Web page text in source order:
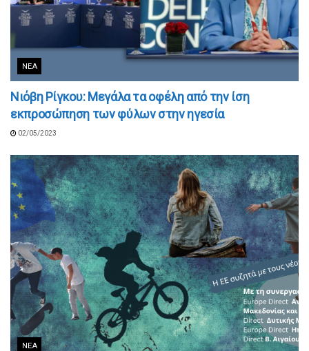
ΝΈΑ
Νιόβη Ρίγκου: Μεγάλα τα οφέλη από την ίση
εκπροσώπηση των φύλων στην ηγεσία
02/05/2023
ΝΈΑ